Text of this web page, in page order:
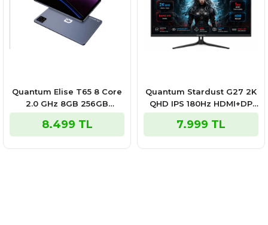
Quantum Elise T65 8 Core
2.0 GHz 8GB 256GB
Wifi+BT5.0+GPS+LTE
5/12MP 11'' FHD Android 14
6000mAH Tablet
8.499 TL
Quantum Stardust G27 2K
QHD IPS 180Hz HDMI+DP
Siyah 27" Flat Gaming
Monitör (Sıfır Ölü Pixel
Garantili)
7.999 TL